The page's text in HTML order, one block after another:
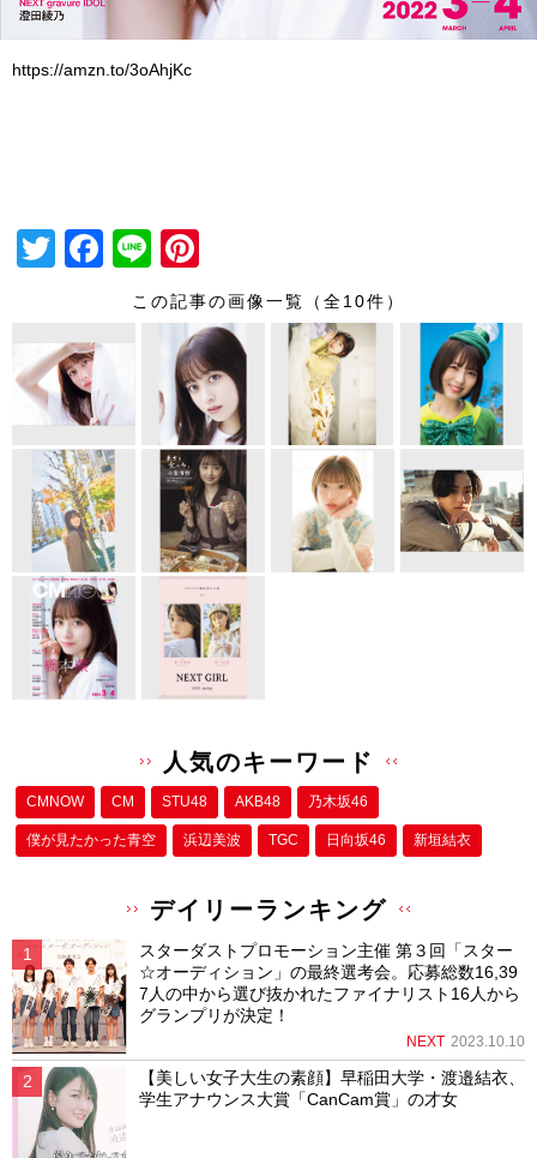
https://amzn.to/3oAhjKc
T
er
F
b
o
o
k
Li
n
e
nt
er
e
st
この記事の画像一覧（全10件）
人気のキーワード
CMNOW CM STU48 AKB48 乃木坂46
僕が⾒たかった⻘空 浜辺美波 TGC 日向坂46 新垣結衣
デイリーランキング
スターダストプロモーション主催 第３回「スター
☆オーディション」の最終選考会。応募総数16,39
7人の中から選び抜かれたファイナリスト16人から
グランプリが決定！
NEXT 2023.10.10
【美しい女子大生の素顔】早稲田大学・渡邉結衣、
学生アナウンス大賞「CanCam賞」の才女